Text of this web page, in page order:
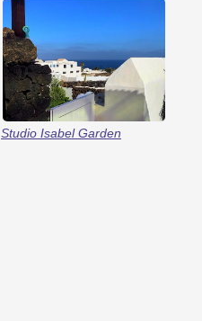
Studio Isabel Garden